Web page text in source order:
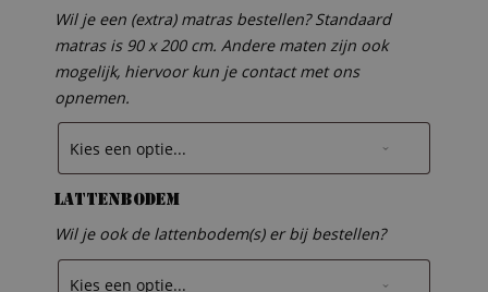
Wil je een (extra) matras bestellen? Standaard
matras is 90 x 200 cm. Andere maten zijn ook
mogelijk, hiervoor kun je contact met ons
opnemen.
Lattenbodem
Wil je ook de lattenbodem(s) er bij bestellen?